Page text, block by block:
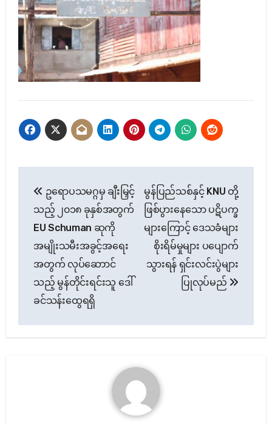
navigation
ဥရောပသမဂ္ဂမှ ချီးမြှင့်
သည့် ၂၀၁၈ ခုနှစ်အတွက်
EU Schuman ဆုကို
အမျိုးသမီးအခွင့်အရေး
အတွက် လုပ်ဆောာင်
သည့် မွန်တိုင်းရင်းသူ ဒေါ်
ခင်သန်းထွေရရှိ
မွန်ပြည်သစ်နှင့် KNU တို့
ဖြစ်ပွားနေသော ပဋိပက္ခ
များကြောင့် ဒေသခံများ
စိုးရိမ်မှုများ ပပျောက်
သွားရန် ရှင်းလင်းပွဲများ
ပြုလုပ်မည်